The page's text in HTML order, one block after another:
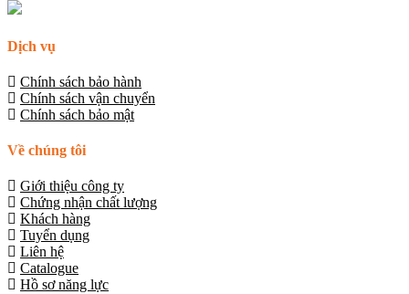
Dịch vụ
Chính sách bảo hành
Chính sách vận chuyển
Chính sách bảo mật
Về chúng tôi
Giới thiệu công ty
Chứng nhận chất lượng
Khách hàng
Tuyển dụng
Liên hệ
Catalogue
Hồ sơ năng lực